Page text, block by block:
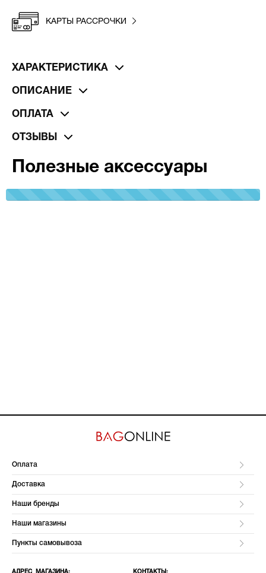
КАРТЫ РАССРОЧКИ
ХАРАКТЕРИСТИКА
ОПИСАНИЕ
ОПЛАТА
ОТЗЫВЫ
Полезные аксессуары
100%
Оплата
Доставка
Наши бренды
Наши магазины
Пункты самовывоза